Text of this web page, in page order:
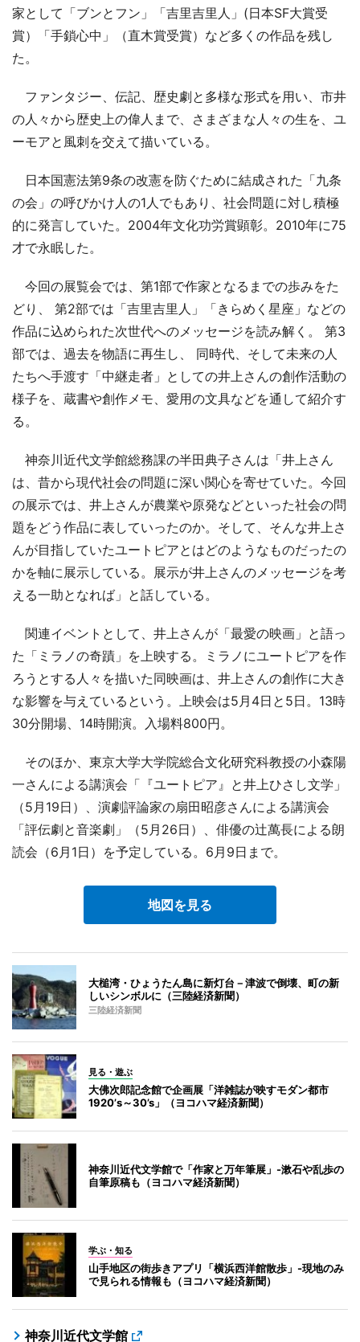
家として「ブンとフン」「吉里吉里人」(日本SF大賞受
賞）「手鎖心中」（直木賞受賞）など多くの作品を残し
た。
ファンタジー、伝記、歴史劇と多様な形式を用い、市井
の人々から歴史上の偉人まで、さまざまな人々の生を、ユ
ーモアと風刺を交えて描いている。
日本国憲法第9条の改憲を防ぐために結成された「九条
の会」の呼びかけ人の1人でもあり、社会問題に対し積極
的に発言していた。2004年文化功労賞顕彰。2010年に75
才で永眠した。
今回の展覧会では、第1部で作家となるまでの歩みをた
どり、 第2部では「吉里吉里人」「きらめく星座」などの
作品に込められた次世代へのメッセージを読み解く。 第3
部では、過去を物語に再生し、 同時代、そして未来の人
たちへ手渡す「中継走者」としての井上さんの創作活動の
様子を、蔵書や創作メモ、愛用の文具などを通して紹介す
る。
神奈川近代文学館総務課の半田典子さんは「井上さん
は、昔から現代社会の問題に深い関心を寄せていた。今回
の展示では、井上さんが農業や原発などといった社会の問
題をどう作品に表していったのか。そして、そんな井上さ
んが目指していたユートピアとはどのようなものだったの
かを軸に展示している。展示が井上さんのメッセージを考
える一助となれば」と話している。
関連イベントとして、井上さんが「最愛の映画」と語っ
た「ミラノの奇蹟」を上映する。ミラノにユートピアを作
ろうとする人々を描いた同映画は、井上さんの創作に大き
な影響を与えているという。上映会は5月4日と5日。13時
30分開場、14時開演。入場料800円。
そのほか、東京大学大学院総合文化研究科教授の小森陽
一さんによる講演会「『ユートピア』と井上ひさし文学」
（5月19日）、演劇評論家の扇田昭彦さんによる講演会
「評伝劇と音楽劇」（5月26日）、俳優の辻萬長による朗
読会（6月1日）を予定している。6月9日まで。
地図を見る
大槌湾・ひょうたん島に新灯台－津波で倒壊、町の新
しいシンボルに（三陸経済新聞）
三陸経済新聞
見る・遊ぶ
大佛次郎記念館で企画展「洋雑誌が映すモダン都市
1920’s～30’s」（ヨコハマ経済新聞）
神奈川近代文学館で「作家と万年筆展」-漱石や乱歩の
自筆原稿も（ヨコハマ経済新聞）
学ぶ・知る
山手地区の街歩きアプリ「横浜西洋館散歩」-現地のみ
で見られる情報も（ヨコハマ経済新聞）
神奈川近代文学館